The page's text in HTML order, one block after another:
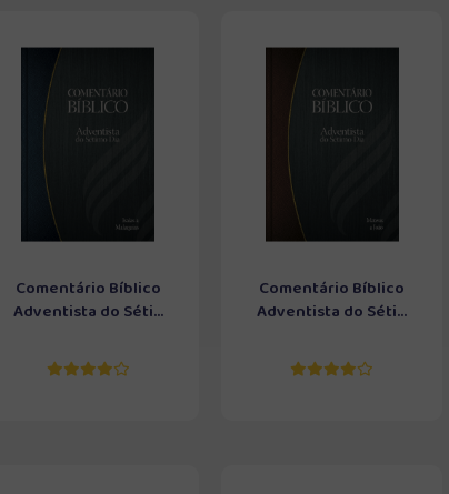
Comentário Bíblico
Adventista do Séti...
Comentário Bíblico
Adventista do Séti...